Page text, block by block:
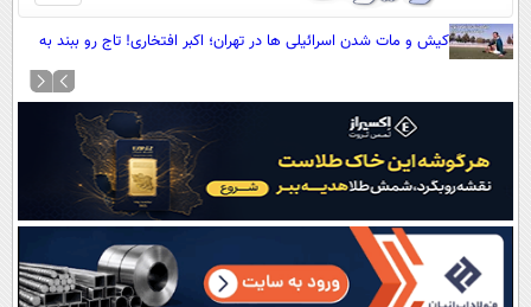
و
بسته
کردن
صفحه اول
آرشیو
نظرسنجی
آب و هوا
اوقات شرعی
سواد زندگی
کیش و مات شدن اسرائیلی ها در تهران؛ اکبر افتخاری! تاج رو ببند به